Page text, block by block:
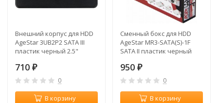
Внешний корпус для HDD
AgeStar 3UB2P2 SATA III
пластик черный 2.5"
710 ₽
0
В корзину
Сменный бокс для HDD
AgeStar MR3-SATA(S)-1F
SATA II пластик черный
950 ₽
0
В корзину